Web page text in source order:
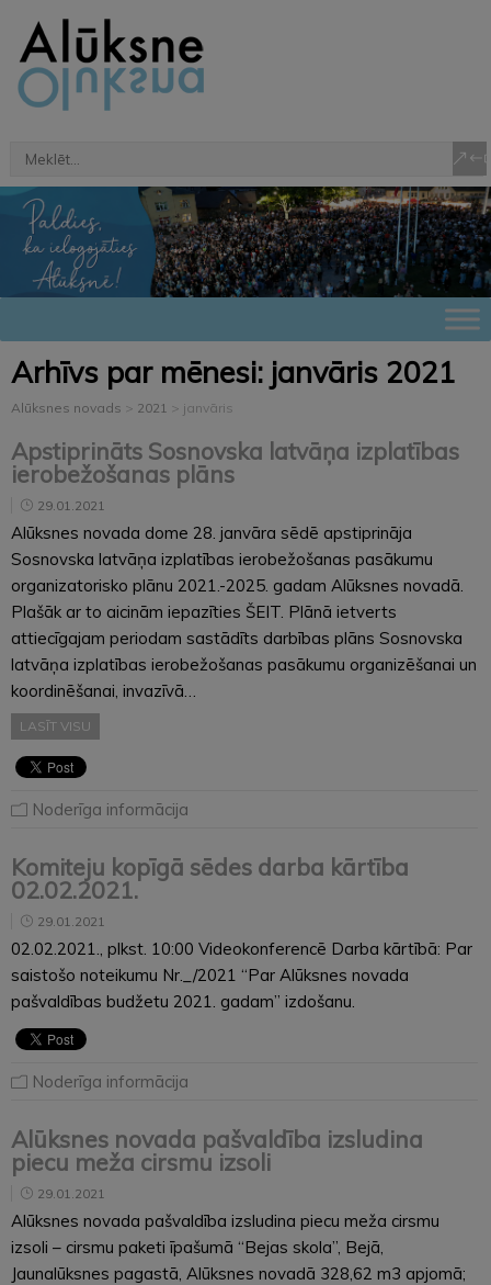
Arhīvs par mēnesi: janvāris 2021
Alūksnes novads > 2021 > janvāris
Apstiprināts Sosnovska latvāņa izplatības
ierobežošanas plāns
29.01.2021
Alūksnes novada dome 28. janvāra sēdē apstiprināja
Sosnovska latvāņa izplatības ierobežošanas pasākumu
organizatorisko plānu 2021.-2025. gadam Alūksnes novadā.
Plašāk ar to aicinām iepazīties ŠEIT. Plānā ietverts
attiecīgajam periodam sastādīts darbības plāns Sosnovska
latvāņa izplatības ierobežošanas pasākumu organizēšanai un
koordinēšanai, invazīvā…
LASĪT VISU
Noderīga informācija
Komiteju kopīgā sēdes darba kārtība
02.02.2021.
29.01.2021
02.02.2021., plkst. 10:00 Videokonferencē Darba kārtībā: Par
saistošo noteikumu Nr._/2021 “Par Alūksnes novada
pašvaldības budžetu 2021. gadam” izdošanu.
Noderīga informācija
Alūksnes novada pašvaldība izsludina
piecu meža cirsmu izsoli
29.01.2021
Alūksnes novada pašvaldība izsludina piecu meža cirsmu
izsoli – cirsmu paketi īpašumā “Bejas skola”, Bejā,
Jaunalūksnes pagastā, Alūksnes novadā 328,62 m3 apjomā;